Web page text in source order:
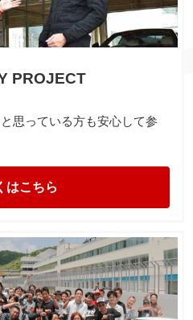
PROJECT
思っている方も安心して参
はこちら